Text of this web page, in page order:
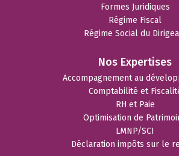
Formes Juridiques
Régime Fiscal
Régime Social du
Nos Expertises
Accompagnement au
Comptabilité et
RH et Paie
Optimisation de
LMNP/SCI
Déclaration impôts sur le